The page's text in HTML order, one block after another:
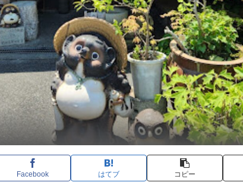
Facebook はてブ コピー